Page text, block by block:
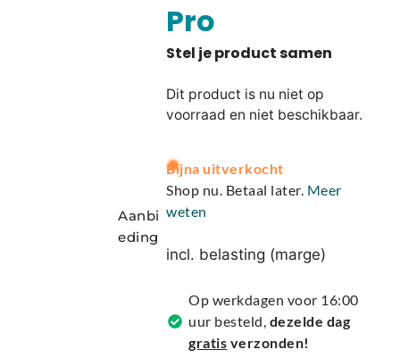
Aanbi
eding
Pro
Dit product is nu niet op
voorraad en niet beschikbaar.
A
l
t
r
t
Bijna uitverkocht
Shop nu. Betaal later. Meer
weten
incl. belasting (marge)
Op werkdagen voor 16:00
uur besteld, dezelde dag
gratis verzonden!